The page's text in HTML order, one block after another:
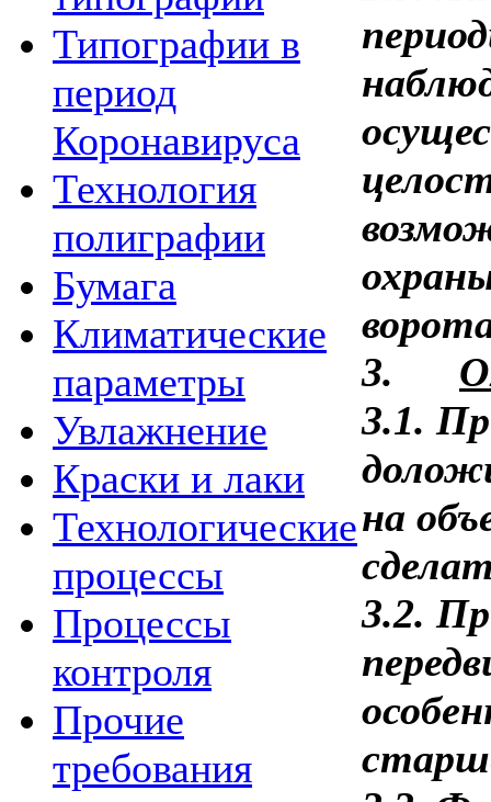
Типографии в
период
Коронавируса
Технология
полиграфии
Бумага
Климатические
параметры
Увлажнение
Краски и лаки
Технологические
процессы
Процессы
контроля
Прочие
требования
3.
3.1.
на
3.2.